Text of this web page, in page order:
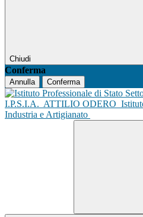
Chiudi
Conferma
Annulla Conferma
I.P.S.I.A. ATTILIO ODERO
Industria e Artigianato